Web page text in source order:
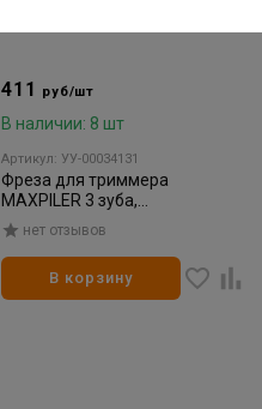
411 руб/шт
В наличии: 8 шт
Артикул: УУ-00034131
Фреза для триммера
MAXPILER 3 зуба,
(255*25,4*3мм) ПРЕМИУМ
УТОЛЩЕННАЯ
нет отзывов
В корзину